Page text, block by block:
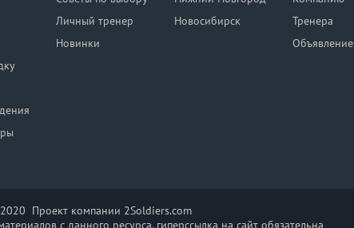
Личный тренер
Новинки
Новосибирск
Тренера
Объявление
Проект компании 2Soldiers.com
с данного ресурса, гиперссылка на сайт обязательна